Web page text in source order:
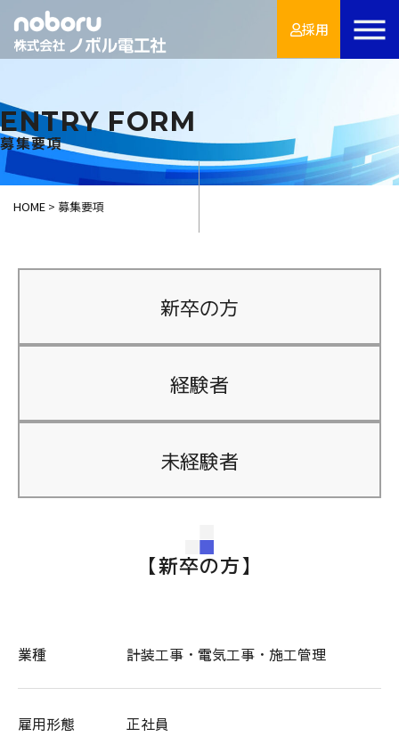
採用
ENTRY FORM
募集要項
HOME > 募集要項
新卒の方
経験者
未経験者
【新卒の方】
業種
雇用形態
計装工事・電気工事・施工管理
正社員